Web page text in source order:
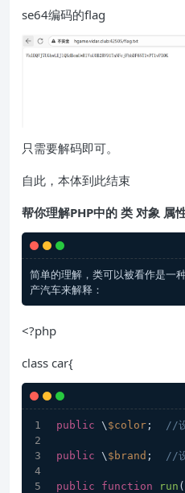
se64编码的flag
只需要解码即可。
自此，本体到此结束
帮你理解PHP中的 类 对象 属
简单的理解，类可以被看作是一
<?php
class car{
public \ $color ; //
public \ $brand ; //
public function run (